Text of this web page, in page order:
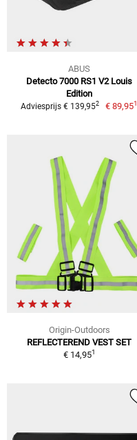
ABUS
Detecto 7000 RS1 V2 Louis
Edition
Adviesprijs € 139,952 € 89,951
Origin-Outdoors
REFLECTEREND VEST SET
€ 14,951